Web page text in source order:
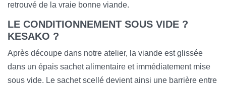
retrouvé de la vraie bonne viande.
LE CONDITIONNEMENT SOUS VIDE ?
KESAKO ?
Après découpe dans notre atelier, la viande est glissée
dans un épais sachet alimentaire et immédiatement mise
sous vide. Le sachet scellé devient ainsi une barrière entre